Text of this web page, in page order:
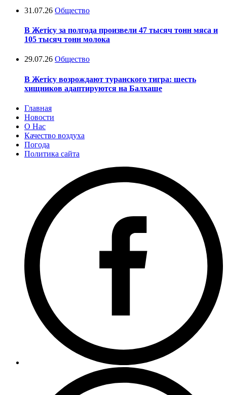
31.07.26 Общество
В Жетісу за полгода произвели 47 тысяч тонн мяса и
105 тысяч тонн молока
29.07.26 Общество
В Жетісу возрождают туранского тигра: шесть
хищников адаптируются на Балхаше
Главная
Новости
О Нас
Качество воздуха
Погода
Политика сайта